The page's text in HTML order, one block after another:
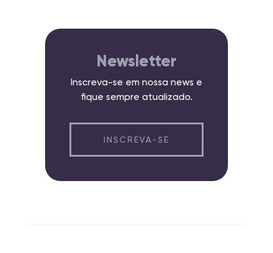
Newsletter
Inscreva-se em nossa news e
fique sempre atualizado.
INSCREVA-SE